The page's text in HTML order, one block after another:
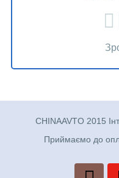
CHINAAVTO 2015
Приймаємо до